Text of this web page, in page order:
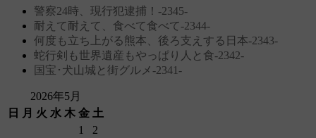
警察24時、現行犯逮捕！‐2345‐
耐えて耐えて、食べて食べて‐2344‐
何度も立ち上がる熊本、後ろ支えする日本‐2343‐
蛇行剣も世界遺産もやっぱり人と食‐2342‐
国宝･犬山城と街グルメ‐2341‐
2026年5月
日
月 火 水 木 金 土
1
2